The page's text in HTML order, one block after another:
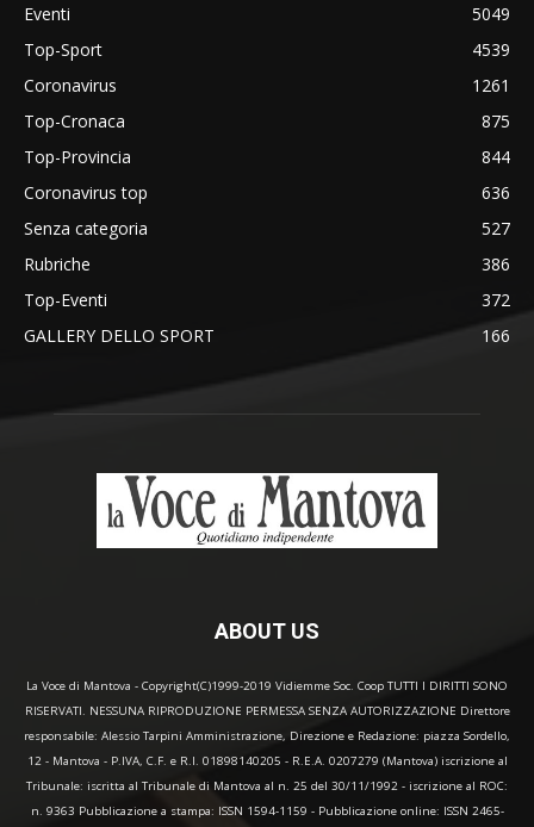
Eventi
5049
Top-Sport
4539
Coronavirus
1261
Top-Cronaca
875
Top-Provincia
844
Coronavirus top
636
Senza categoria
527
Rubriche
386
Top-Eventi
372
GALLERY DELLO SPORT
166
ABOUT US
La Voce di Mantova - Copyright(C)1999-2019 Vidiemme Soc. Coop TUTTI I DIRITTI SONO
RISERVATI. NESSUNA RIPRODUZIONE PERMESSA SENZA AUTORIZZAZIONE Direttore
responsabile: Alessio Tarpini Amministrazione, Direzione e Redazione: piazza Sordello,
12 - Mantova - P.IVA, C.F. e R.I. 01898140205 - R.E.A. 0207279 (Mantova) iscrizione al
Tribunale: iscritta al Tribunale di Mantova al n. 25 del 30/11/1992 - iscrizione al ROC:
n. 9363 Pubblicazione a stampa: ISSN 1594-1159 - Pubblicazione online: ISSN 2465-